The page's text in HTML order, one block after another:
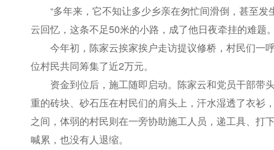
“多年来，它不知让多少乡亲在匆忙间滑倒，甚至
云回忆，这条不足50米的小路，成了他日夜牵挂的难题
今年初，陈家云挨家挨户走访提议修桥，村民们一
位村民共同筹集了近2万元。
资金到位后，施工随即启动。陈家云和党员干部带
重的砖块、砂石压在村民们的肩头上，汗水湿透了衣衫
之间，体弱的村民则在一旁协助施工人员，递工具、
喊累，也没有人退缩。